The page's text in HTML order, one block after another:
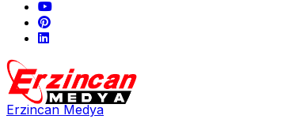
Erzincan Medya